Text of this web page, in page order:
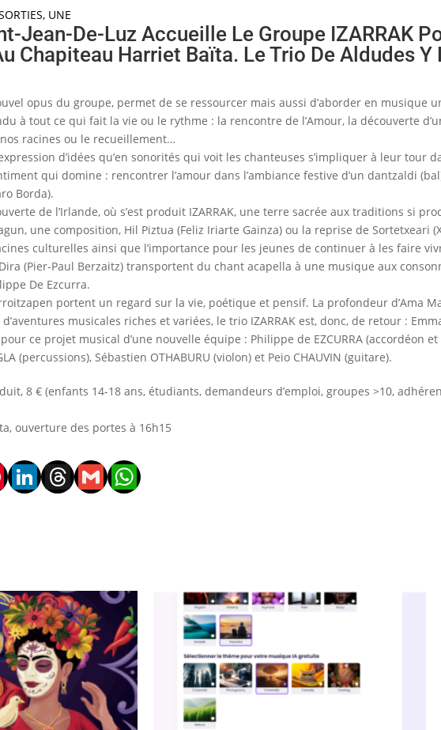
, UNE
Jean-De-Luz Accueille Le Groupe IZARRAK
Chapiteau Harriet Baïta. Le Trio De Aldudes Y
opus du groupe, permet de se ressourcer mais aussi d’aborder en musique
à tout ce qui fait la vie ou le rythme : la rencontre de l’Amour, la découverte
racines ou le recueillement…
d’idées qu’en sonorités qui voit les chanteuses s’impliquer à leur tour
qui domine : rencontrer l’amour dans l’ambiance festive d’un dantzaldi
Borda).
de l’Irlande, où s’est produit IZARRAK, une terre sacrée aux traditions si
une composition, Hil Piztua (Feliz Iriarte Gainza) ou la reprise de Sortetxeari
culturelles ainsi que l’importance pour les jeunes de continuer à les faire
(Pier-Paul Berzaitz) transportent du chant acapella à une musique aux
De Ezcurra.
portent un regard sur la vie, poétique et pensif. La profondeur d’Ama
musicales riches et variées, le trio IZARRAK est, donc, de retour :
ce projet musical d’une nouvelle équipe : Philippe de EZCURRA (accordéon et
(percussions), Sébastien OTHABURU (violon) et Peio CHAUVIN (guitare).
8 € (enfants 14-18 ans, étudiants, demandeurs d’emploi, groupes >10,
ouverture des portes à 16h15
LinkedIn
Threads
GmailWhatsApp